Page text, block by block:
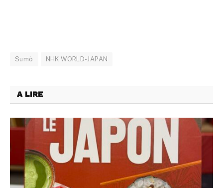
Sumô NHK WORLD-JAPAN
A LIRE